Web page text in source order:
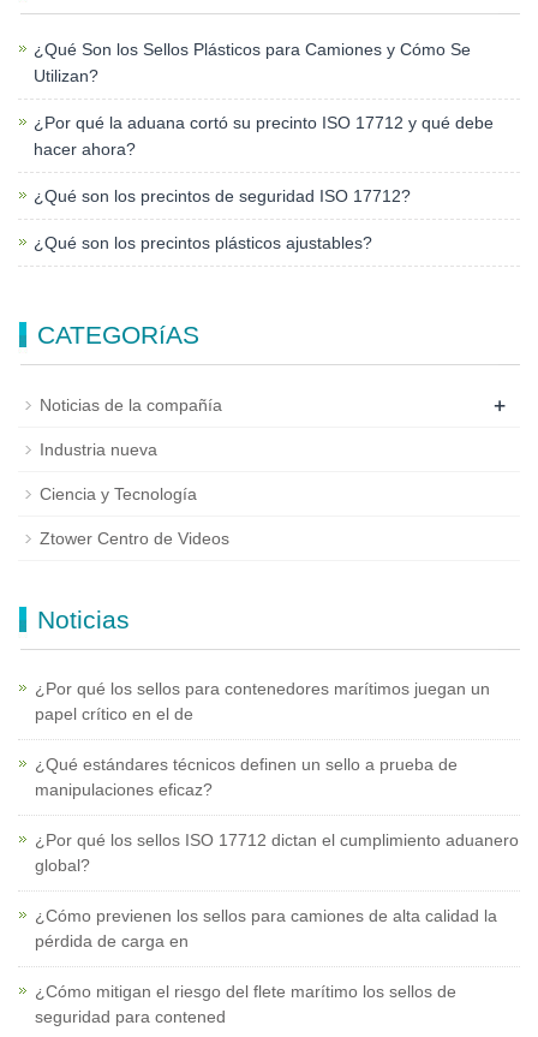
¿Qué Son los Sellos Plásticos para Camiones y Cómo Se
Utilizan?
¿Por qué la aduana cortó su precinto ISO 17712 y qué debe
hacer ahora?
¿Qué son los precintos de seguridad ISO 17712?
¿Qué son los precintos plásticos ajustables?
CATEGORíAS
Noticias de la compañía +
Industria nueva
Ciencia y Tecnología
Ztower Centro de Videos
Noticias
¿Por qué los sellos para contenedores marítimos juegan un
papel crítico en el de
¿Qué estándares técnicos definen un sello a prueba de
manipulaciones eficaz?
¿Por qué los sellos ISO 17712 dictan el cumplimiento aduanero
global?
¿Cómo previenen los sellos para camiones de alta calidad la
pérdida de carga en
¿Cómo mitigan el riesgo del flete marítimo los sellos de
seguridad para contened